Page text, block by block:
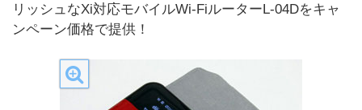
リッシュなXi対応モバイルWi-FiルーターL-04Dをキャ
ンペーン価格で提供！